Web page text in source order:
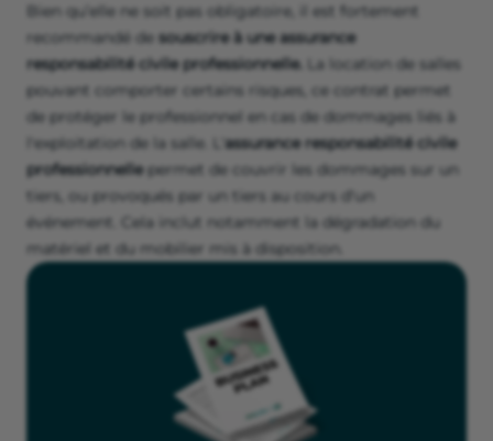
Bien qu’elle ne soit pas obligatoire, il est fortement
recommandé de souscrire à une assurance
responsabilité civile professionnelle.
La location de salles
pouvant comporter certains risques, ce contrat permet
de protéger le professionnel en cas de dommages liés à
l'exploitation de la salle. L' assurance responsabilité civile
professionnellepermet de couvrir les dommages sur un
tiers, ou provoqués par un tiers au cours d'un
événement. Cela inclut notamment la dégradation du
matériel et du mobilier mis à disposition.